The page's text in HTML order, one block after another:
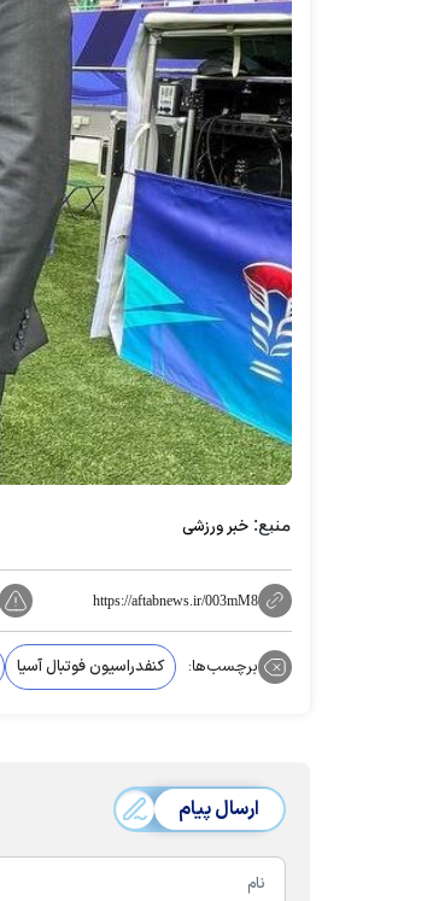
منبع: خبر ورزشی
https://aftabnews.ir/003mM8
برچسب‌ها: کنفدراسیون فوتبال آسیا
ارسال پیام